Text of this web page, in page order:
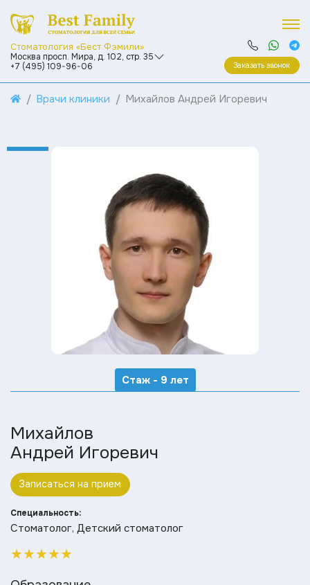
Стоматология «Бест Фэмили»
Москва просп. Мира, д. 102, стр. 35
+7 (495) 109-96-06
Заказать звонок
Врачи клиники Михайлов Андрей Игоревич
Стаж - 9 лет
Михайлов
Андрей Игоревич
Записаться на прием
Специальность:
Стоматолог, Детский стоматолог
★★★★★